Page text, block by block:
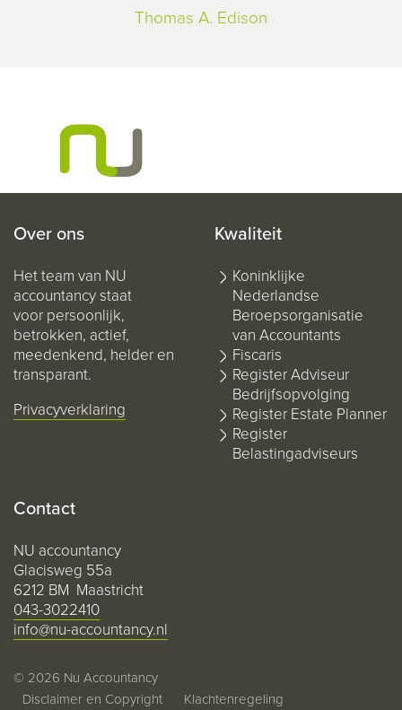
Thomas A. Edison
Over ons
Het team van NU
accountancy staat
voor persoonlijk,
betrokken, actief,
meedenkend, helder en
transparant.
Privacyverklaring
Kwaliteit
Koninklijke
Nederlandse
Beroepsorganisatie
van Accountants
Fiscaris
Register Adviseur
Bedrijfsopvolging
Register Estate Planner
Register
Belastingadviseurs
Contact
NU accountancy
Glacisweg 55a
6212 BM Maastricht
043-3022410
info@nu-accountancy.nl
© 2026 Nu Accountancy
Disclaimer en Copyright
Klachtenregeling